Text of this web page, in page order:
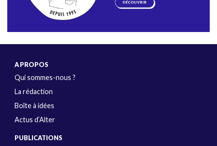
A PROPOS
Qui sommes-nous ?
La rédaction
Boîte à idées
Actus d’Alter
PUBLICATIONS